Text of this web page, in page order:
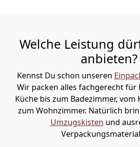
Welche Leistung
anbieten?
Kennst Du schon unseren
Wir packen alles fachgerecht für
Küche bis zum Badezimmer,
zum Wohnzimmer. Natürlich
Umzugskisten und